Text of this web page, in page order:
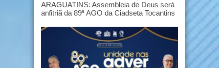
ARAGUATINS: Assembleia de Deus será
anfitriã da 89ª AGO da Ciadseta Tocantins